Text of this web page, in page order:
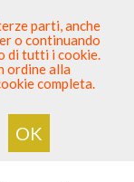
> Odontoiatria>
>Vercelli >CAP
parti, anche
o continuando
di tutti i cookie.
ordine alla
completa.
OK